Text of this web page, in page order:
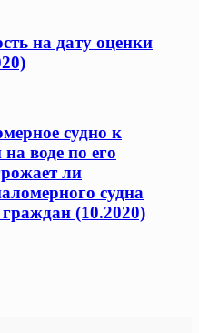
на дату оценки
судно к
воде по его
ли
судна
(10.2020)